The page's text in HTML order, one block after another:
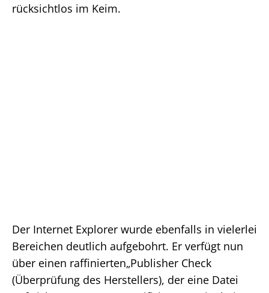
rücksichtlos im Keim.
Der Internet Explorer wurde ebenfalls in vielerlei
Bereichen deutlich aufgebohrt. Er verfügt nun
über einen raffinierten„Publisher Check
(Überprüfung des Herstellers), der eine Datei